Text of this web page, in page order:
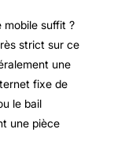
mobile suffit ?
strict sur ce
une
fixe de
le bail
une pièce